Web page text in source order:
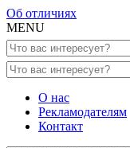
Об отличиях
MENU
О нас
Рекламодателям
Контакт